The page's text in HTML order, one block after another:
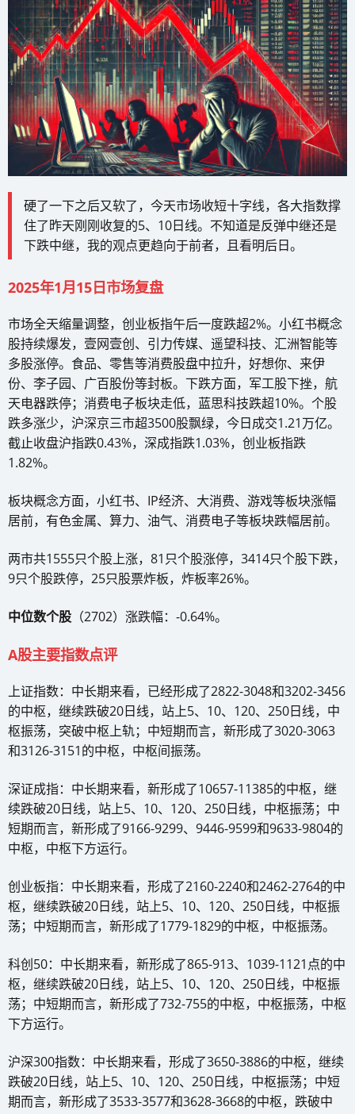
硬了一下之后又软了，今天市场收短十字线，各大指数撑
住了昨天刚刚收复的5、10日线。不知道是反弹中继还是
下跌中继，我的观点更趋向于前者，且看明后日。
2025年1月15日市场复盘
市场全天缩量调整，创业板指午后一度跌超2%。小红书概念
股持续爆发，壹网壹创、引力传媒、遥望科技、汇洲智能等
多股涨停。食品、零售等消费股盘中拉升，好想你、来伊
份、李子园、广百股份等封板。下跌方面，军工股下挫，航
天电器跌停；消费电子板块走低，蓝思科技跌超10%。个股
跌多涨少，沪深京三市超3500股飘绿，今日成交1.21万亿。
截止收盘沪指跌0.43%，深成指跌1.03%，创业板指跌
1.82%。
板块概念方面，小红书、IP经济、大消费、游戏等板块涨幅
居前，有色金属、算力、油气、消费电子等板块跌幅居前。
两市共1555只个股上涨，81只个股涨停，3414只个股下跌，
9只个股跌停，25只股票炸板，炸板率26%。
中位数个股 （2702）涨跌幅：-0.64%。
A股主要指数点评
上证指数：中长期来看，已经形成了2822-3048和3202-3456
的中枢，继续跌破20日线，站上5、10、120、250日线，中
枢振荡，突破中枢上轨；中短期而言，新形成了3020-3063
和3126-3151的中枢，中枢间振荡。
深证成指：中长期来看，新形成了10657-11385的中枢，继
续跌破20日线，站上5、10、120、250日线，中枢振荡；中
短期而言，新形成了9166-9299、9446-9599和9633-9804的
中枢，中枢下方运行。
创业板指：中长期来看，形成了2160-2240和2462-2764的中
枢，继续跌破20日线，站上5、10、120、250日线，中枢振
荡；中短期而言，新形成了1779-1829的中枢，中枢振荡。
科创50：中长期来看，新形成了865-913、1039-1121点的中
枢，继续跌破20日线，站上5、10、120、250日线，中枢振
荡；中短期而言，新形成了732-755的中枢，中枢振荡，中枢
下方运行。
沪深300指数：中长期来看，形成了3650-3886的中枢，继续
跌破20日线，站上5、10、120、250日线，中枢振荡；中短
期而言，新形成了3533-3577和3628-3668的中枢，跌破中